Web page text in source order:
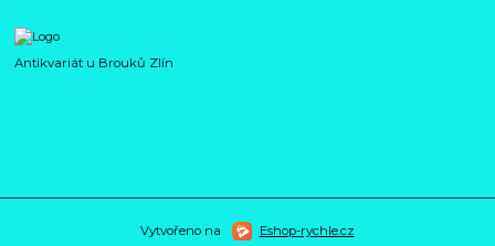
Antikvariát u Brouků Zlín
Vytvořeno na Eshop-rychle.cz